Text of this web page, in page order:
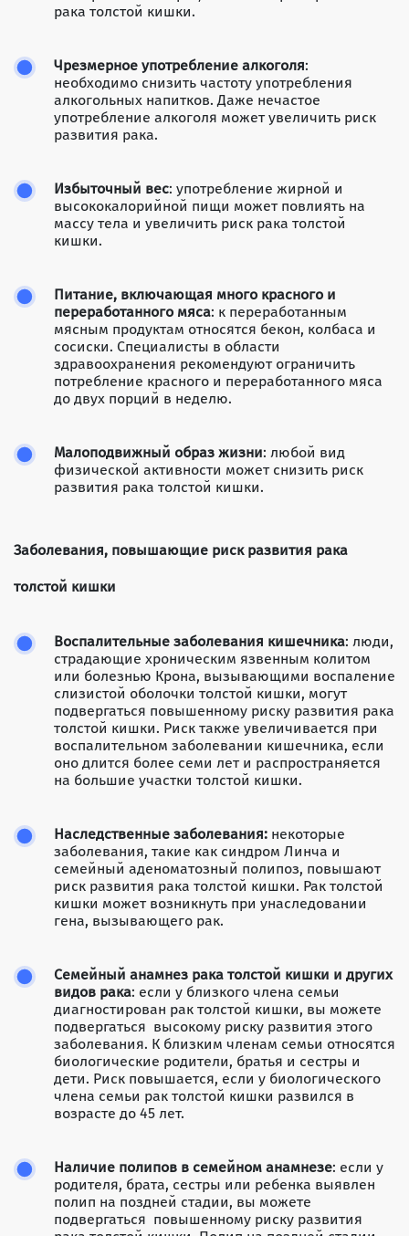
рака толстой кишки.
Чрезмерное употребление алкоголя:
необходимо снизить частоту употребления
алкогольных напитков. Даже нечастое
употребление алкоголя может увеличить риск
развития рака.
Избыточный вес: употребление жирной и
высококалорийной пищи может повлиять на
массу тела и увеличить риск рака толстой
кишки.
Питание, включающая много красного и
переработанного мяса: к переработанным
мясным продуктам относятся бекон, колбаса и
сосиски. Специалисты в области
здравоохранения рекомендуют ограничить
потребление красного и переработанного мяса
до двух порций в неделю.
Малоподвижный образ жизни: любой вид
физической активности может снизить риск
развития рака толстой кишки.
Заболевания, повышающие риск развития рака
толстой кишки
Воспалительные заболевания кишечника: люди,
страдающие хроническим язвенным колитом
или болезнью Крона, вызывающими воспаление
слизистой оболочки толстой кишки, могут
подвергаться повышенному риску развития рака
толстой кишки. Риск также увеличивается при
воспалительном заболевании кишечника, если
оно длится более семи лет и распространяется
на большие участки толстой кишки.
Наследственные заболевания: некоторые
заболевания, такие как синдром Линча и
семейный аденоматозный полипоз, повышают
риск развития рака толстой кишки. Рак толстой
кишки может возникнуть при унаследовании
гена, вызывающего рак.
Семейный анамнез рака толстой кишки и других
видов рака: если у близкого члена семьи
диагностирован рак толстой кишки, вы можете
подвергаться высокому риску развития этого
заболевания. К близким членам семьи относятся
биологические родители, братья и сестры и
дети. Риск повышается, если у биологического
члена семьи рак толстой кишки развился в
возрасте до 45 лет.
Наличие полипов в семейном анамнезе: если у
родителя, брата, сестры или ребенка выявлен
полип на поздней стадии, вы можете
подвергаться повышенному риску развития